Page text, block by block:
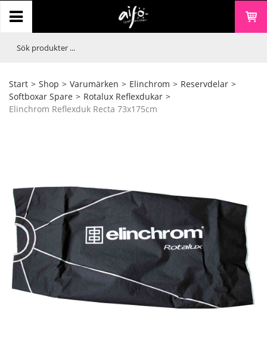
Start > Shop > Varumärken > Elinchrom > Reservdelar >
Softboxar Spare > Rotalux Reflexdukar >
Elinchrom Reflexduk Recta 73x175cm